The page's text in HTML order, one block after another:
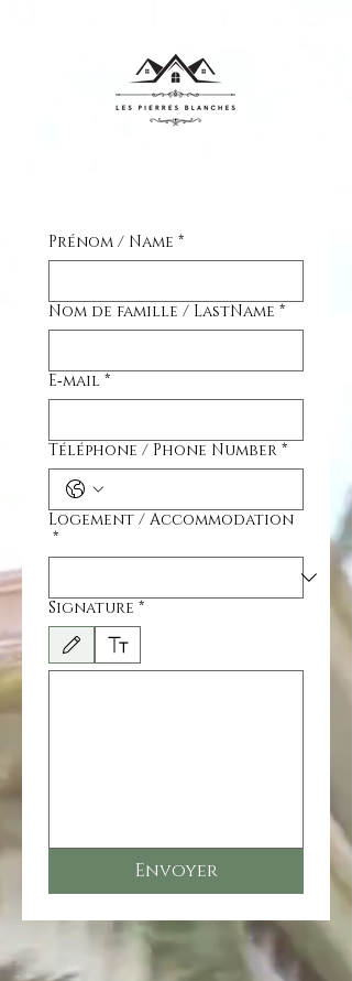
Prénom / Name *
Nom de famille / LastName *
E‑mail *
Téléphone / Phone Number *
Logement / Accommodation
*
Signature *
Режим редактирования выбран. Для рисования
Envoyer